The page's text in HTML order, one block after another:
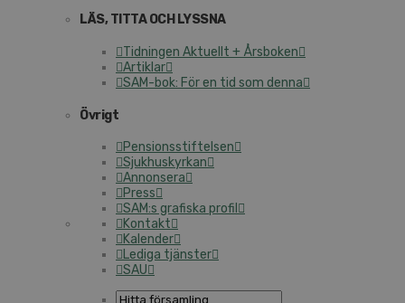
LÄS, TITTA OCH LYSSNA
Tidningen Aktuellt + Årsboken
Artiklar
SAM-bok: För en tid som denna
Övrigt
Pensionsstiftelsen
Sjukhuskyrkan
Annonsera
Press
SAM:s grafiska profil
Kontakt
Kalender
Lediga tjänster
SAU